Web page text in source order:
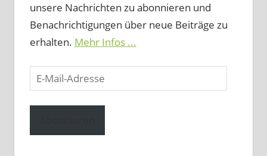
unsere Nachrichten zu abonnieren und
Benachrichtigungen über neue Beiträge zu
erhalten. Mehr Infos ...
E-
Mail-
Adresse